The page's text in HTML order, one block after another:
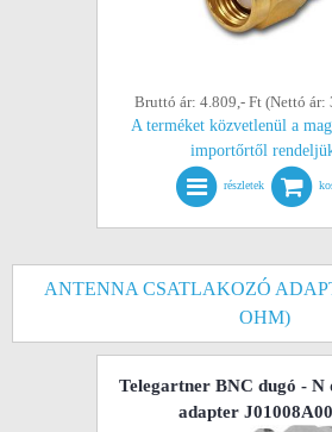
Bruttó ár: 4.809,- Ft (Nettó ár:
A terméket közvetlenül a
importőrtől
részletek
ANTENNA CSATLAKOZÓ
OHM)
Telegartner BNC dugó - N
adapter